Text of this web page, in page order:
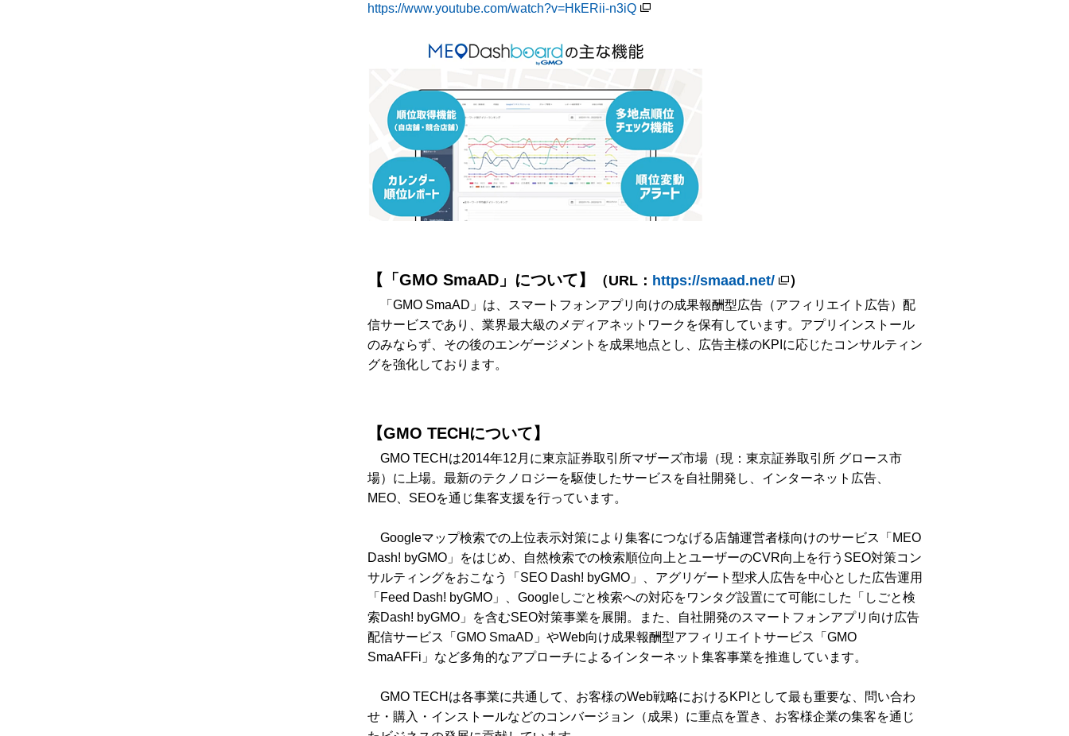
https://www.youtube.com/watch?v=HkERii-n3iQ
【「GMO SmaAD」について】 （URL： https://smaad.net/ ）
「GMO SmaAD」は、スマートフォンアプリ向けの成果報酬型広告（アフィリエイト広告）配
信サービスであり、業界最大級のメディアネットワークを保有しています。アプリインストール
のみならず、その後のエンゲージメントを成果地点とし、広告主様のKPIに応じたコンサルティン
グを強化しております。
【GMO TECHについて】
GMO TECHは2014年12月に東京証券取引所マザーズ市場（現：東京証券取引所 グロース市
場）に上場。最新のテクノロジーを駆使したサービスを自社開発し、インターネット広告、
MEO、SEOを通じ集客支援を行っています。
Googleマップ検索での上位表示対策により集客につなげる店舗運営者様向けのサービス「MEO
Dash! byGMO」をはじめ、自然検索での検索順位向上とユーザーのCVR向上を行うSEO対策コン
サルティングをおこなう「SEO Dash! byGMO」、アグリゲート型求人広告を中心とした広告運用
「Feed Dash! byGMO」、Googleしごと検索への対応をワンタグ設置にて可能にした「しごと検
索Dash! byGMO」を含むSEO対策事業を展開。また、自社開発のスマートフォンアプリ向け広告
配信サービス「GMO SmaAD」やWeb向け成果報酬型アフィリエイトサービス「GMO
SmaAFFi」など多角的なアプローチによるインターネット集客事業を推進しています。
GMO TECHは各事業に共通して、お客様のWeb戦略におけるKPIとして最も重要な、問い合わ
せ・購入・インストールなどのコンバージョン（成果）に重点を置き、お客様企業の集客を通じ